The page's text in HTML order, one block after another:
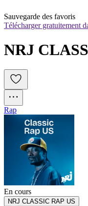
Sauvegarde des favoris
Télécharger gratuitement
NRJ
Rap
En cours
NRJ CLASSIC RAP US